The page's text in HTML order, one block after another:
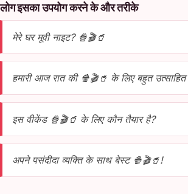
लोग इसका उपयोग करने के और तरीके
मेरे घर मूवी नाइट? 🍿🎬🥤
हमारी आज रात की 🍿🎬🥤 के लिए बहुत
इस वीकेंड 🍿🎬🥤 के लिए कौन तैयार है?
अपने पसंदीदा व्यक्ति के साथ बेस्ट 🍿🎬🥤!